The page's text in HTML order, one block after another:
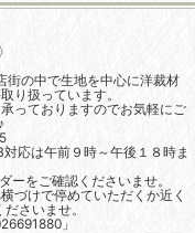
街の中で生地を中心に洋裁材
り扱っています。
っておりますのでお気軽にご
応は午前９時～午後１８時ま
ーをご確認くださいませ。
づけで停めていただくか近く
さいませ。
」